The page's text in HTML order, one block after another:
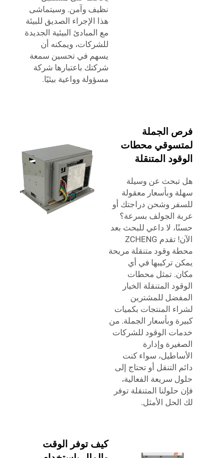
نظيف وآمن. وسيتماشى
هذا الإجراء الصديق للبيئة
مع المبادئ البيئية الجديدة
للشركات، ويمكنه أن
يسهم في تحسين سمعة
شركتك باعتبارها شركة
مسؤولة وواعية بيئيًا.
فرص الجملة
لمتسوقي محطات
الوقود المتنقلة
هل تبحث عن وسيلة
سهلة وبأسعار معقولة
للسفر وشحن دراجتك أو
عربة الجولف بسرعة؟
حسنًا، لا داعي للبحث بعد
الآن! تقدم ZCHENG
محطة وقود متنقلة مريحة
يمكن تركيبها في أي
مكان. تمثل محطات
الوقود المتنقلة الخيار
المفضل للمشترين
لشراء المنتجات بكميات
كبيرة وبأسعار الجملة. من
خدمات الوقود للشركات
الصغيرة وإدارة
الأساطيل، سواء كنت
دائم التنقل أو تحتاج إلى
حلول سريعة الفعالية،
فإن حلولنا المتنقلة توفر
لك الحل الأمثل.
كيف توفر الوقت